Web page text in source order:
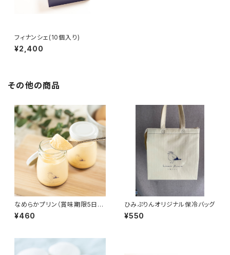
フィナンシェ(10個入り)
¥2,400
その他の商品
なめらかプリン（賞味期限5日
間）
¥460
ひみぷりんオリジナル保冷バッグ
¥550